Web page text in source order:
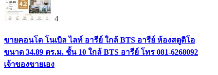
4
ขายคอนโด โนเบิล ไลท์ อารีย์ ใกล้ BTS อารีย์ ห้องสตูดิโอ
ขนาด 34.89 ตร.ม. ชั้น 10 ใกล้ BTS อารีย์ โทร 081-6268092
เจ้าของขายเอง